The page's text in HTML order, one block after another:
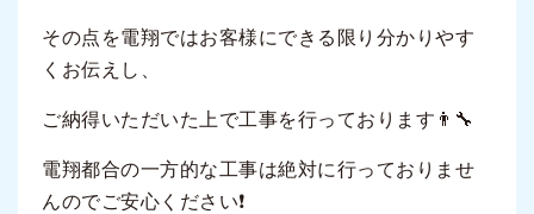
その点を電翔ではお客様にできる限り分かりやす
くお伝えし、
ご納得いただいた上で工事を行っております👨‍🔧
電翔都合の一方的な工事は絶対に行っておりませ
んのでご安心ください❗